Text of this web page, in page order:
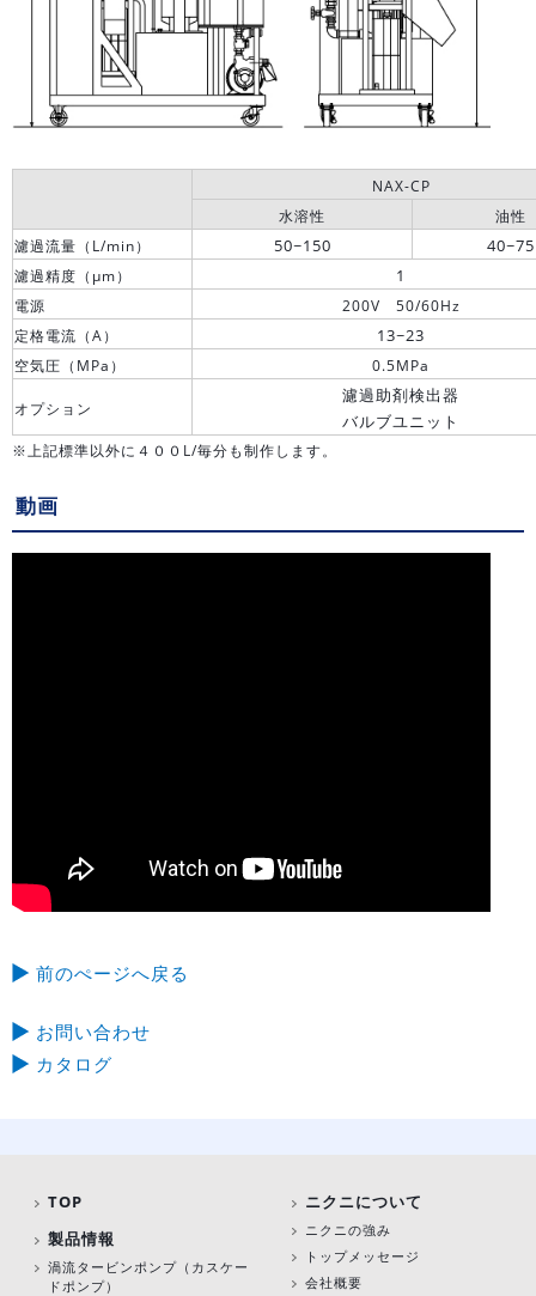
NAX-CP
水溶性
油性
濾過流量（L/min）
50~150 40~75
濾過精度（μm） 1
電源
200V 50/60Hz
定格電流（A）
13~23
空気圧（MPa） 0.5MPa
オプション
濾過助剤検出器
バルブユニット
※上記標準以外に４００L/毎分も制作します。
動画
前のぺージへ戻る
お問い合わせ
カタログ
TOP
製品情報
渦流タービンポンプ （カスケー
ドポンプ）
ニクニについて
ニクニの強み
トップメッセージ
会社概要